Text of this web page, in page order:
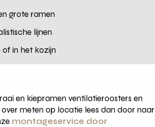
grote ramen
lijnen
in het kozijn
en kiepramen ventilatieroosters en
meten op locatie lees dan door naar
montageservice door